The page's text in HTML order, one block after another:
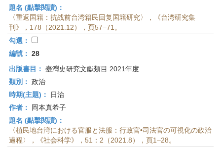
題名 (點擊閱讀)：
〈重返国籍：抗战前台湾籍民回复国籍研究〉，《台湾研究集
刊》，178（2021.12），頁57–71。
勾選：
編號： 28
出版書目： 臺灣史研究文獻類目 2021年度
類別： 政治
時期(主題)：
日治
作者：
岡本真希子
題名 (點擊閱讀)：
〈植民地台湾における官服と法服：行政官•司法官の可視化の政治
過程〉，《社会科学》，51：2（2021.8），頁1–28。